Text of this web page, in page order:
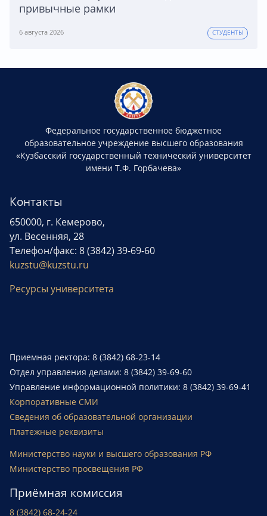
привычные рамки
6 августа 2026 СТУДЕНТЫ
Федеральное государственное бюджетное
образовательное учреждение высшего образования
«Кузбасский государственный технический университет
имени Т.Ф. Горбачева»
Контакты
650000, г. Кемерово,
ул. Весенняя, 28
Телефон/факс: 8 (3842) 39-69-60
kuzstu@kuzstu.ru
Ресурсы университета
Приемная ректора: 8 (3842) 68-23-14
Отдел управления делами: 8 (3842) 39-69-60
Управление информационной политики: 8 (3842) 39-69-41
Корпоративные СМИ
Сведения об образовательной организации
Платежные реквизиты
Министерство науки и высшего образования РФ
Министерство просвещения РФ
Приёмная комиссия
8 (3842) 68-24-24